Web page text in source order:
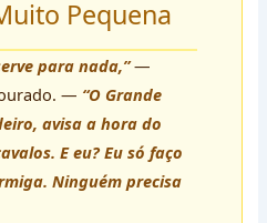
Pequena
para nada,”—
— “O Grande
avisa a hora do
E eu? Eu só faço
Ninguém precisa